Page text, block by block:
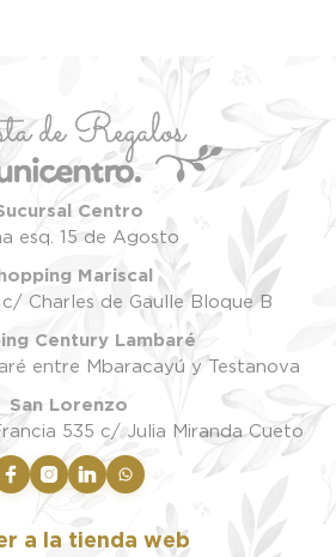
Centro
esq. 15 de Agosto
Mariscal
Charles de Gaulle Bloque B
Century Lambaré
entre Mbaracayú y Testanova
San Lorenzo
535 c/ Julia Miranda Cueto
a la tienda web